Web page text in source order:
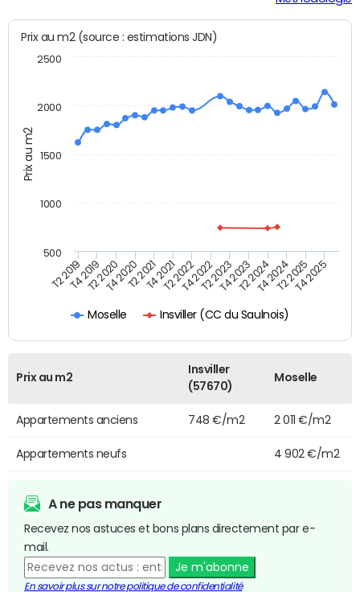
Prix au m2
Prix au m2 (source : estimations JDN)
Moselle Insviller (CC du Saulnois)
T2 2019T4 2019T2 2020T4 2020T2 2021T4 2021T2 2022T4 2022T2 2023T4 2023T2 2024T4 2024T2 2025T4 2025
500
1000
1500
2000
2500
Prix au m2
Insviller
(57670)
Moselle
Appartements anciens 748 €/m2 2 011 €/m2
Appartements neufs 4 902 €/m2
A ne pas manquer
Recevez nos astuces et bons plans directement par e-
mail.
Je m'abonne
En savoir plus sur notre politique de confidentialité